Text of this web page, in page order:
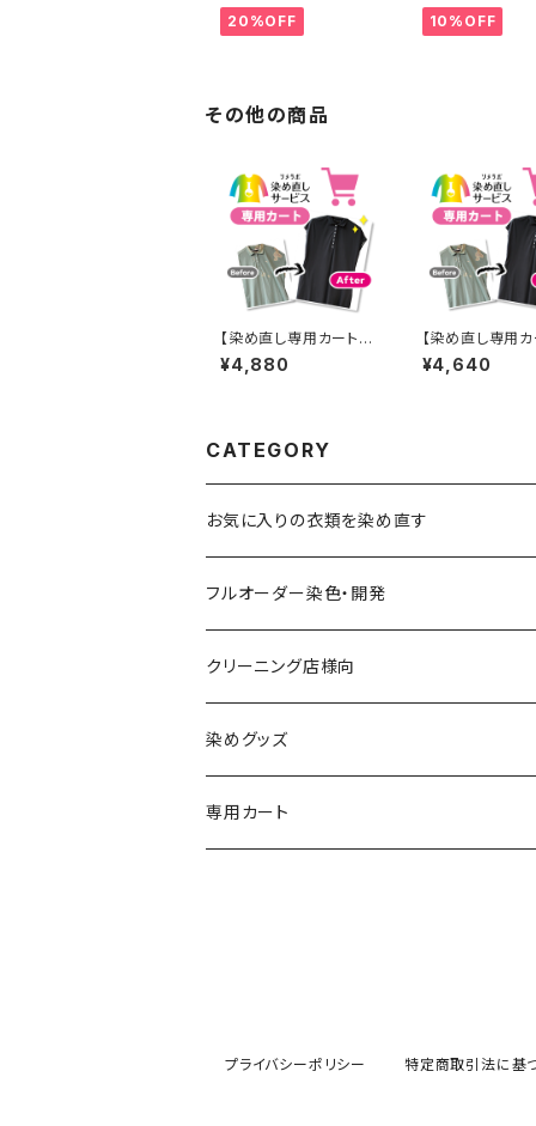
20%OFF 10%OFF
その他の商品
【染め直し専用カート】4
880円
¥4,880
【染め直し専用カ
640円
¥4,640
CATEGORY
お気に入りの衣類を染め直す
綿系 100%
黒染め/Black
紺染め/Navy
キャメル染め/黄土色
綿90%以上+合成繊維
黒染め/Black
紺染め/Navy
ブラウン染め/茶
綿素材+合成繊維10%以上
黒染め/Black
その他
フルオーダー染色・開発
カラーマッチング
特殊染色
クリーニング店様向
染めグッズ
専用カート
プライバシーポリシー 特定商取引法に基